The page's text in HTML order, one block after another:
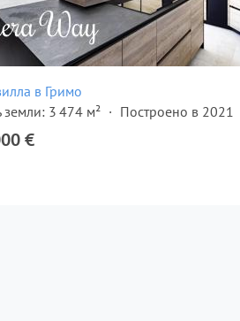
в Гримо
3 474 м²
Построено в 2021
€